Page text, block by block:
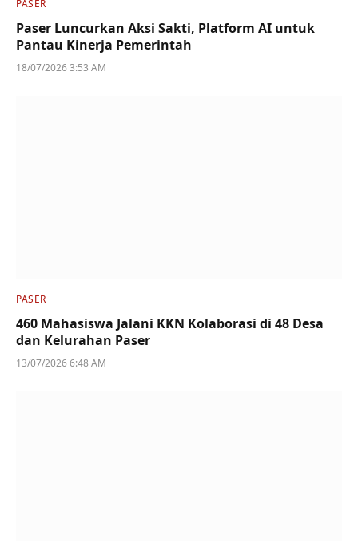
PASER
Paser Luncurkan Aksi Sakti, Platform AI untuk
Pantau Kinerja Pemerintah
18/07/2026 3:53 AM
PASER
460 Mahasiswa Jalani KKN Kolaborasi di 48 Desa
dan Kelurahan Paser
13/07/2026 6:48 AM